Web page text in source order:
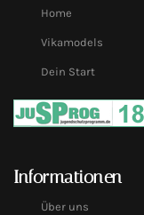
Home
Vikamodels
Dein Start
Informationen
Über uns